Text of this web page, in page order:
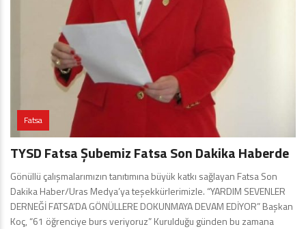
Fatsa
TYSD Fatsa Şubemiz Fatsa Son Dakika Haberde
Gönüllü çalışmalarımızın tanıtımına büyük katkı sağlayan Fatsa Son
Dakika Haber/Uras Medya’ya teşekkürlerimizle. “YARDIM SEVENLER
DERNEĞİ FATSA’DA GÖNÜLLERE DOKUNMAYA DEVAM EDİYOR” Başkan
Koç, “61 öğrenciye burs veriyoruz” Kurulduğu günden bu zamana